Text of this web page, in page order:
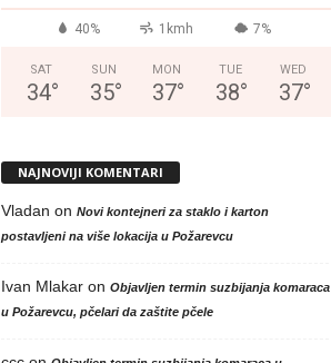
40% 1kmh 7%
SAT
34°
SUN
35°
MON
37°
TUE
38°
WED
37°
NAJNOVIJI KOMENTARI
Vladan on Novi kontejneri za staklo i karton
postavljeni na više lokacija u Požarevcu
Ivan Mlakaron Objavljen termin suzbijanja komaraca
u Požarevcu, pčelari da zaštite pčele